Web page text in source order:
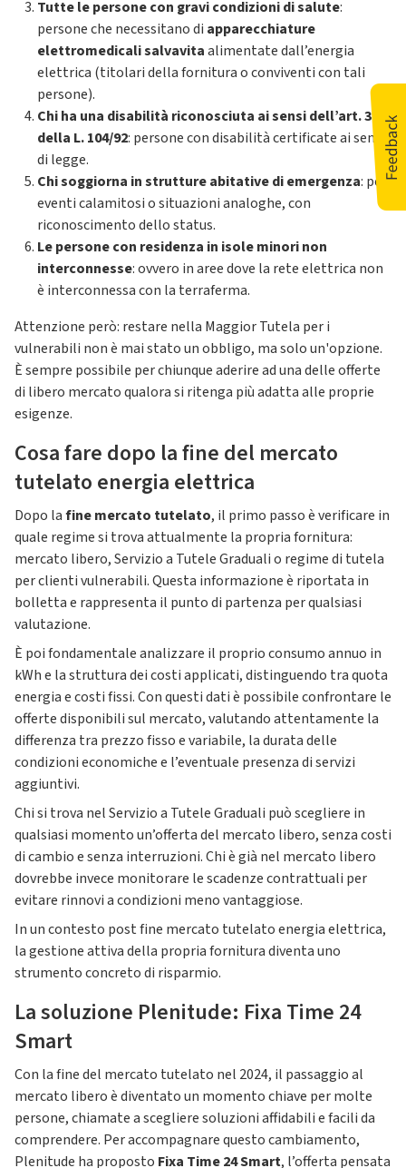
Tutte le persone con gravi condizioni di salute:
persone che necessitano di apparecchiature
elettromedicali salvavitaalimentate dall’energia
elettrica (titolari della fornitura o conviventi con tali
persone).
Chi ha una disabilità riconosciuta ai sensi dell’art. 3
della L. 104/92: persone con disabilità certificate ai sensi
di legge.
Chi soggiorna in strutture abitative di emergenza: per
eventi calamitosi o situazioni analoghe, con
riconoscimento dello status.
Le persone con residenza in isole minori non
interconnesse: ovvero in aree dove la rete elettrica non
è interconnessa con la terraferma.
Attenzione però: restare nella Maggior Tutela per i
vulnerabili non è mai stato un obbligo, ma solo un'opzione.
È sempre possibile per chiunque aderire ad una delle offerte
di libero mercato qualora si ritenga più adatta alle proprie
esigenze.
Cosa fare dopo la fine del mercato
tutelato energia elettrica
Dopo lafine mercato tutelato, il primo passo è verificare in
quale regime si trova attualmente la propria fornitura:
mercato libero, Servizio a Tutele Graduali o regime di tutela
per clienti vulnerabili. Questa informazione è riportata in
bolletta e rappresenta il punto di partenza per qualsiasi
valutazione.
È poi fondamentale analizzare il proprio consumo annuo in
kWh e la struttura dei costi applicati, distinguendo tra quota
energia e costi fissi. Con questi dati è possibile confrontare le
offerte disponibili sul mercato, valutando attentamente la
differenza tra prezzo fisso e variabile, la durata delle
condizioni economiche e l’eventuale presenza di servizi
aggiuntivi.
Chi si trova nel Servizio a Tutele Graduali può scegliere in
qualsiasi momento un’offerta del mercato libero, senza costi
di cambio e senza interruzioni. Chi è già nel mercato libero
dovrebbe invece monitorare le scadenze contrattuali per
evitare rinnovi a condizioni meno vantaggiose.
In un contesto post fine mercato tutelato energia elettrica,
la gestione attiva della propria fornitura diventa uno
strumento concreto di risparmio.
La soluzione Plenitude: Fixa Time 24
Smart
Con la fine del mercato tutelato nel 2024, il passaggio al
mercato libero è diventato un momento chiave per molte
persone, chiamate a scegliere soluzioni affidabili e facili da
comprendere. Per accompagnare questo cambiamento,
Plenitude ha proposto Fixa Time 24 Smart, l’offerta pensata